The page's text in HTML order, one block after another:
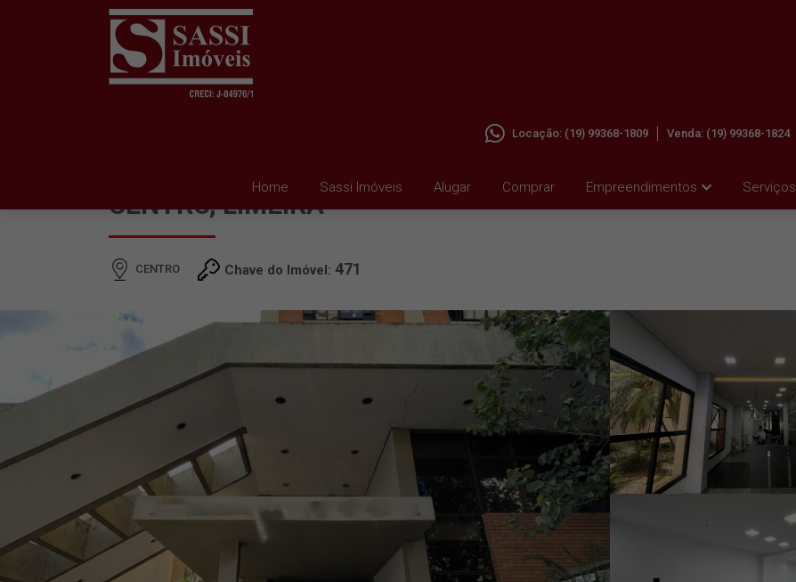
Home Sassi Imóveis Alugar Comprar Empreendimentos Serviços
Locação: (19) 99368-1809 Venda: (19) 99368-1824
CENTRO, LIMEIRA
CENTRO Chave do Imóvel: 471